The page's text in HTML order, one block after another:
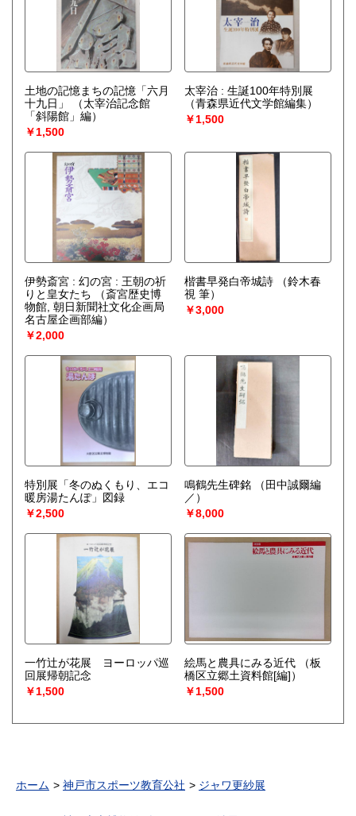
土地の記憶まちの記憶「六月
十九日」
（太宰治記念館
「斜陽館」編）
￥1,500
太宰治 : 生誕100年特別展
（青森県近代文学館編集）
￥1,500
伊勢斎宮 : 幻の宮 : 王朝の祈
りと皇女たち
（斎宮歴史博
物館, 朝日新聞社文化企画局
名古屋企画部編）
￥2,000
楷書早発白帝城詩
（鈴木春
視 筆）
￥3,000
特別展「冬のぬくもり、エコ
暖房湯たんぽ」図録
￥2,500
鳴鶴先生碑銘
（田中誠爾編
／）
￥8,000
一竹辻が花展 ヨーロッパ巡
回展帰朝記念
￥1,500
絵馬と農具にみる近代
（板
橋区立郷土資料館[編]）
￥1,500
ホーム 神戸市スポーツ教育公社 ジャワ更紗展